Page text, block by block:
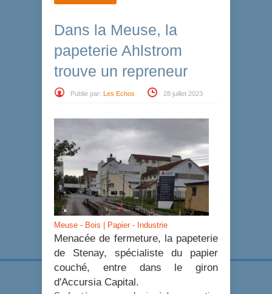
Dans la Meuse, la
papeterie Ahlstrom
trouve un repreneur
Publié par: Les Echos 28 juillet 2023
Meuse - Bois | Papier - Industrie
Menacée de fermeture, la papeterie
de Stenay, spécialiste du papier
couché, entre dans le giron
d'Accursia Capital.